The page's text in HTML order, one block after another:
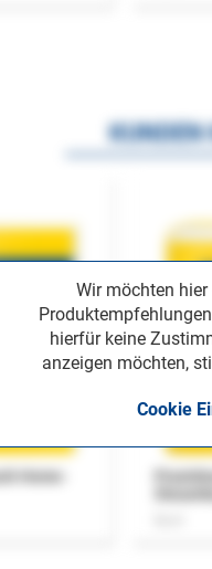
Wir möchten
hierfür keine
anzeigen möchten,
Cookie
KUNDEN
Home-